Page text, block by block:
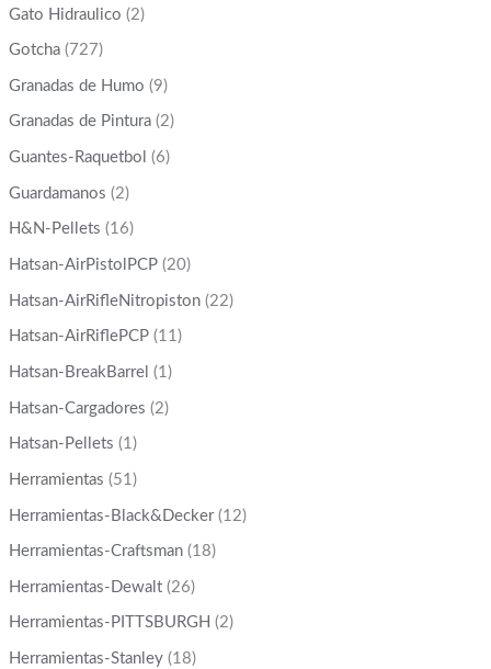
Gato Hidraulico (2)
Gotcha (727)
Granadas de Humo (9)
Granadas de Pintura (2)
Guantes-Raquetbol (6)
Guardamanos (2)
H&N-Pellets (16)
Hatsan-AirPistolPCP (20)
Hatsan-AirRifleNitropiston (22)
Hatsan-AirRiflePCP (11)
Hatsan-BreakBarrel (1)
Hatsan-Cargadores (2)
Hatsan-Pellets (1)
Herramientas (51)
Herramientas-Black&Decker (12)
Herramientas-Craftsman (18)
Herramientas-Dewalt (26)
Herramientas-PITTSBURGH (2)
Herramientas-Stanley (18)